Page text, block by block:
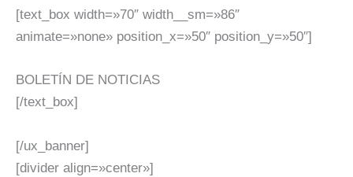
[text_box width=»70″ width__sm=»86″
animate=»none» position_x=»50″ position_y=»50″]
BOLETÍN DE NOTICIAS
[/text_box]
[/ux_banner]
[divider align=»center»]